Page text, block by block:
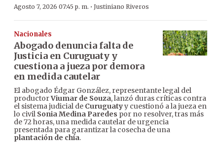
Agosto 7, 2026 07:45 p. m. · Justiniano Riveros
Nacionales
Abogado denuncia falta de
Justicia en Curuguaty y
cuestiona a jueza por demora
en medida cautelar
El abogado Édgar González, representante legal del
productorViumar de Souza, lanzó duras críticas contra
el sistema judicial de Curuguatyy cuestionó a la jueza en
lo civil Sonia Medina Paredes por no resolver, tras más
de 72 horas, una medida cautelar de urgencia
presentada para garantizar la cosecha de una
plantación de chía.